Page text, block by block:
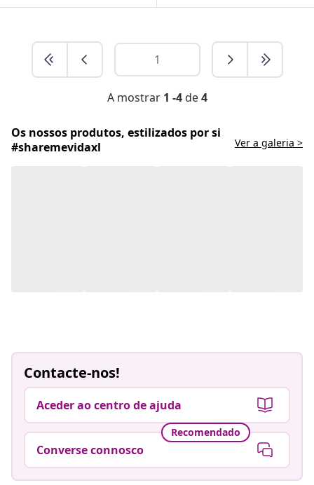
A mostrar 1 -4de4
Os nossos produtos, estilizados por si
#sharemevidaxl
Ver a galeria >
Contacte-nos!
Aceder ao centro de ajuda
Recomendado
Converse connosco